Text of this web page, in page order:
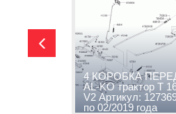
4 КОРОБКА
AL-KO трактор T
V2 Артикул:
по 02/2019 года